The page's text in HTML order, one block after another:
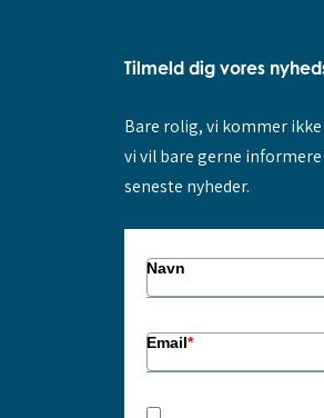
Tilmeld dig vores
Bare rolig, vi kommer
vi vil bare gerne
seneste nyheder.
Navn
Email*